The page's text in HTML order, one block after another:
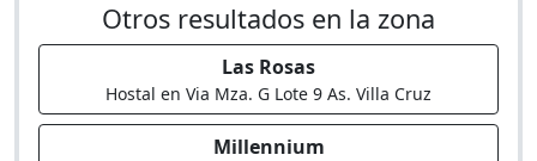
Otros resultados en la zona
Las Rosas
Hostal en Via Mza. G Lote 9 As. Villa Cruz
Millennium